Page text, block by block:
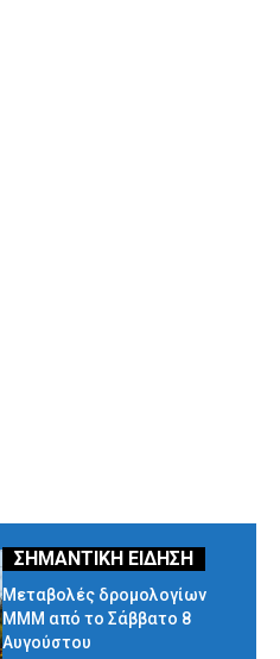
Μεταβολές δρομολογίων
ΜΜΜ από το Σάββατο 8
Αυγούστου